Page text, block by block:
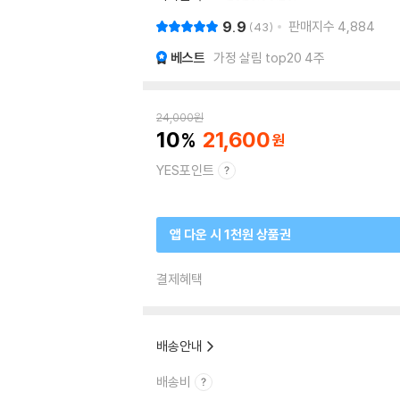
9.9 43 판매지수 4,884
베스트 가정 살림 top20 4주
24,000원
10 21,600
YES포인트
앱 다운 시 1천원 상품권
결제혜택
배송안내
배송비